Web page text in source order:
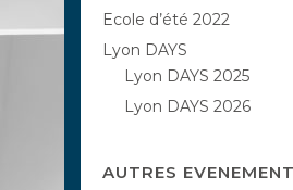
Ecole d’été 2022
Lyon DAYS
Lyon DAYS 2025
Lyon DAYS 2026
AUTRES